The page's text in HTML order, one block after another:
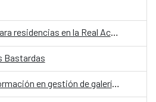
Becas MAEC-AECID para residencias en la Real Academia de España en Roma
Bastardas
Del arte al mercado: formación en gestión de galerías con Pedro Marín